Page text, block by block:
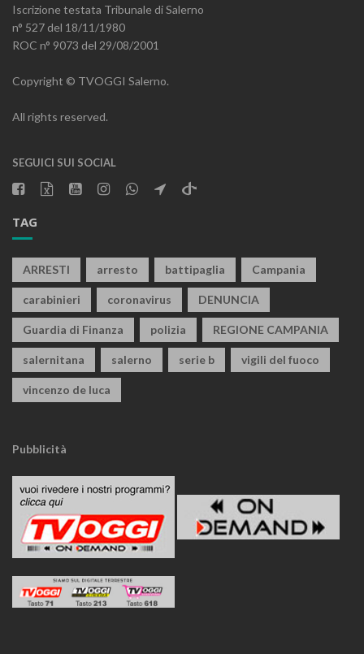
Iscrizione testata Tribunale di Salerno
n° 527 del 18/11/1980
ROC n° 9073 del 29/08/2001
Copyright © TVOGGI Salerno.
All rights reserved.
SEGUICI SUI SOCIAL
TAG
ARRESTI arresto battipaglia Campania
carabinieri coronavirus DENUNCIA
Guardia di Finanza polizia REGIONE CAMPANIA
salernitana salerno serie b vigili del fuoco
vincenzo de luca
Pubblicità